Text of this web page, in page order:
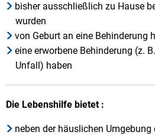
bisher ausschließlich zu Hause
wurden
von Geburt an eine Behinderung
eine erworbene Behinderung (z.
Unfall) haben
Die Lebenshilfe bietet :
neben der häuslichen